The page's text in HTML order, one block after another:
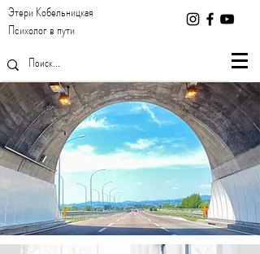
Этери Кобельницкая
Психолог в пути